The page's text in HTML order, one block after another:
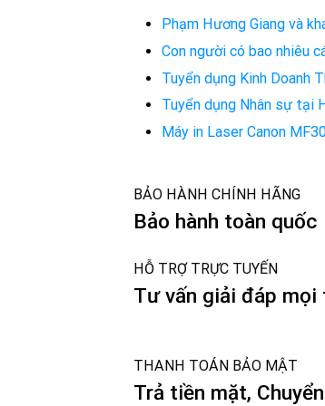
Phạm Hương Giang và
Con người có bao nhiêu
Tuyển dụng Kinh
Tuyển dụng Nhân sự tại
Máy in Laser Canon
BẢO HÀNH CHÍNH HÃNG
Bảo hành toàn quốc
HỖ TRỢ TRỰC TUYẾN
Tư vấn giải đáp mọi
THANH TOÁN BẢO MẬT
Trả tiền mặt,